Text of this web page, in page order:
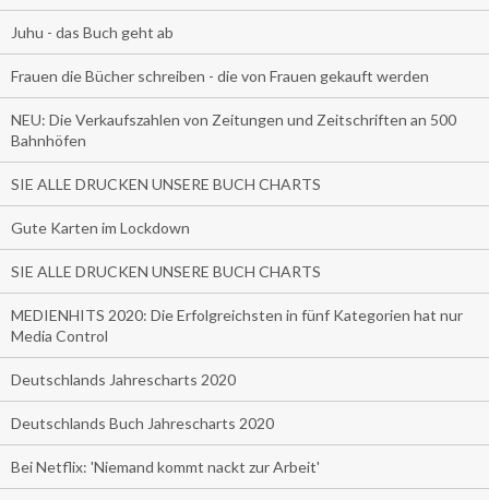
Juhu - das Buch geht ab
Frauen die Bücher schreiben - die von Frauen gekauft werden
NEU: Die Verkaufszahlen von Zeitungen und Zeitschriften an 500
Bahnhöfen
SIE ALLE DRUCKEN UNSERE BUCH CHARTS
Gute Karten im Lockdown
SIE ALLE DRUCKEN UNSERE BUCH CHARTS
MEDIENHITS 2020: Die Erfolgreichsten in fünf Kategorien hat nur
Media Control
Deutschlands Jahrescharts 2020
Deutschlands Buch Jahrescharts 2020
Bei Netflix: 'Niemand kommt nackt zur Arbeit'